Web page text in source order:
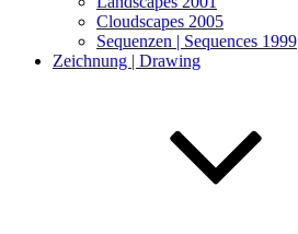
Cloudscapes 2005
Sequenzen | Sequences 1999
Zeichnung | Drawing